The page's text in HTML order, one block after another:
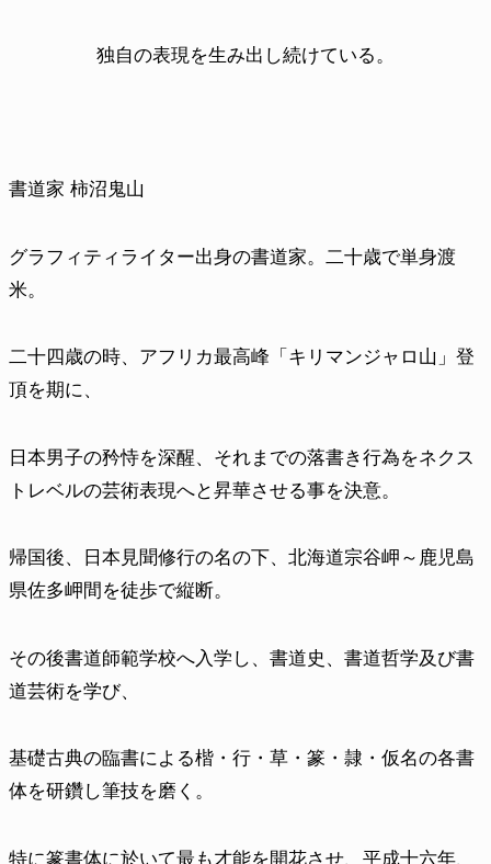
独自の表現を生み出し続けている。
書道家 柿沼鬼山
グラフィティライター出身の書道家。二十歳で単身渡
米。
二十四歳の時、アフリカ最高峰「キリマンジャロ山」登
頂を期に、
日本男子の矜恃を深醒、それまでの落書き行為をネクス
トレベルの芸術表現へと昇華させる事を決意。
帰国後、日本見聞修行の名の下、北海道宗谷岬～鹿児島
県佐多岬間を徒歩で縦断。
その後書道師範学校へ入学し、書道史、書道哲学及び書
道芸術を学び、
基礎古典の臨書による楷・行・草・篆・隷・仮名の各書
体を研鑽し筆技を磨く。
特に篆書体に於いて最も才能を開花させ、平成十六年、